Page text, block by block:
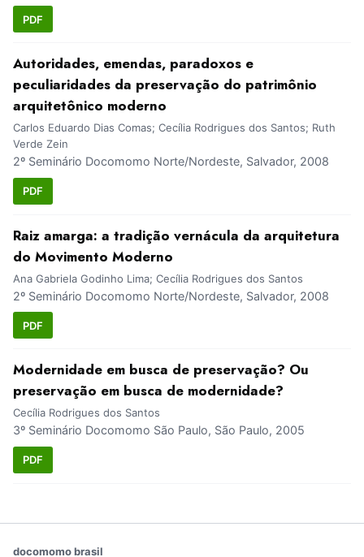
PDF
Autoridades, emendas, paradoxos e
peculiaridades da preservação do patrimônio
arquitetônico moderno
Carlos Eduardo Dias Comas; Cecília Rodrigues dos Santos; Ruth
Verde Zein
2º Seminário Docomomo Norte/Nordeste, Salvador, 2008
PDF
Raiz amarga: a tradição vernácula da arquitetura
do Movimento Moderno
Ana Gabriela Godinho Lima; Cecília Rodrigues dos Santos
2º Seminário Docomomo Norte/Nordeste, Salvador, 2008
PDF
Modernidade em busca de preservação? Ou
preservação em busca de modernidade?
Cecília Rodrigues dos Santos
3º Seminário Docomomo São Paulo, São Paulo, 2005
PDF
docomomo brasil